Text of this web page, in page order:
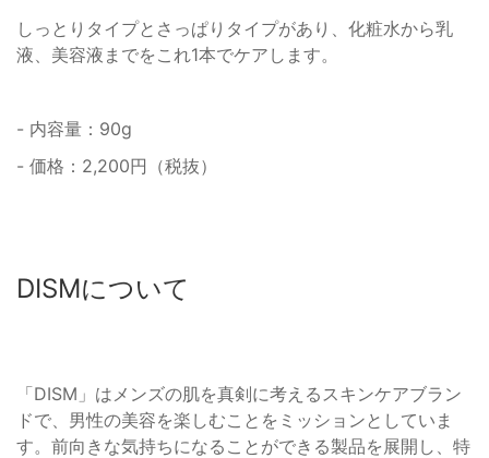
しっとりタイプとさっぱりタイプがあり、化粧水から乳
液、美容液までをこれ1本でケアします。
- 内容量：90g
- 価格：2,200円（税抜）
DISMについて
「DISM」はメンズの肌を真剣に考えるスキンケアブラン
ドで、男性の美容を楽しむことをミッションとしていま
す。前向きな気持ちになることができる製品を展開し、特